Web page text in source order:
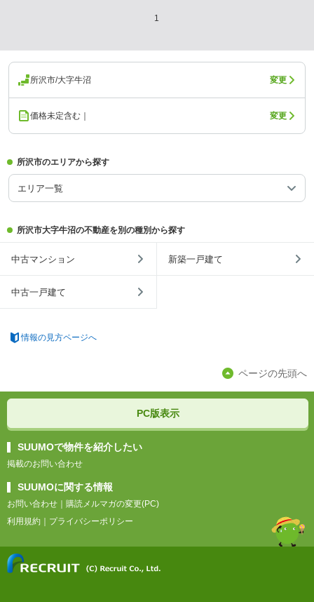
1
所沢市/大字牛沼 変更
価格未定含む｜ 変更
所沢市のエリアから探す
エリア一覧
所沢市大字牛沼の不動産を別の種別から探す
中古マンション 新築一戸建て
中古一戸建て
情報の見方ページへ
ページの先頭へ
PC版表示
SUUMOで物件を紹介したい
掲載のお問い合わせ
SUUMOに関する情報
お問い合わせ
購読メルマガの変更(PC)
利用規約
プライバシーポリシー